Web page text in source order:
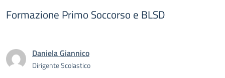
Formazione Primo Soccorso e BLSD
Daniela Giannico
Dirigente Scolastico